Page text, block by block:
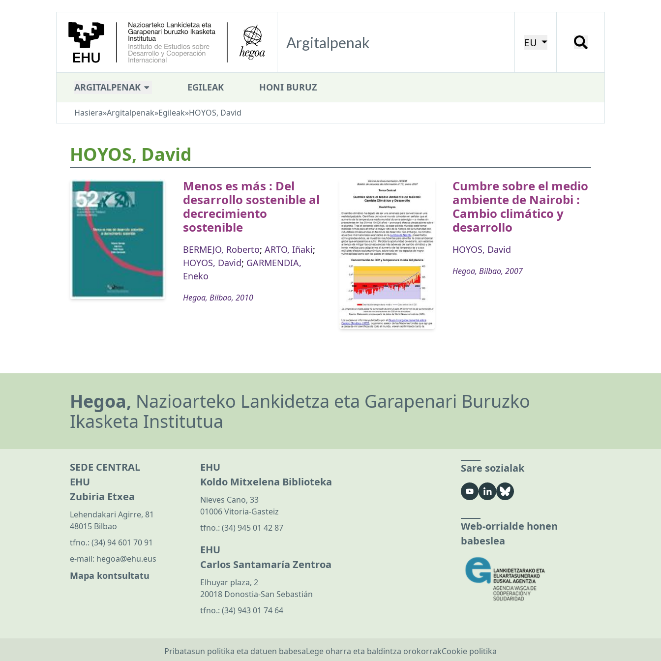
Argitalpenak EU
ARGITALPENAK EGILEAK HONI BURUZ
Hasiera»Argitalpenak»Egileak»HOYOS, David
HOYOS, David
Menos es más : Del
desarrollo sostenible al
decrecimiento
sostenible
BERMEJO, Roberto; ARTO, Iñaki;
HOYOS, David; GARMENDIA,
Eneko
Hegoa, Bilbao, 2010
Cumbre sobre el medio
ambiente de Nairobi :
Cambio climático y
desarrollo
HOYOS, David
Hegoa, Bilbao, 2007
Hegoa, Nazioarteko Lankidetza eta Garapenari Buruzko
Ikasketa Institutua
SEDE CENTRAL
EHU
Zubiria Etxea
Lehendakari Agirre, 81
48015 Bilbao
tfno.: (34) 94 601 70 91
e-mail: hegoa@ehu.eus
Mapa kontsultatu
EHU
Koldo Mitxelena Biblioteka
Nieves Cano, 33
01006 Vitoria-Gasteiz
tfno.: (34) 945 01 42 87
EHU
Carlos Santamaría Zentroa
Elhuyar plaza, 2
20018 Donostia-San Sebastián
tfno.: (34) 943 01 74 64
Sare sozialak
Web-orrialde honen
babeslea
Pribatasun politika eta datuen babesaLege oharra eta baldintza orokorrakCookie politika